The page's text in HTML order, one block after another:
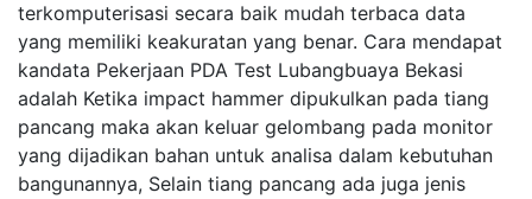
terkomputerisasi secara baik mudah terbaca data
yang memiliki keakuratan yang benar. Cara mendapat
kandata Pekerjaan PDA Test Lubangbuaya Bekasi
adalah Ketika impact hammer dipukulkan pada tiang
pancang maka akan keluar gelombang pada monitor
yang dijadikan bahan untuk analisa dalam kebutuhan
bangunannya, Selain tiang pancang ada juga jenis